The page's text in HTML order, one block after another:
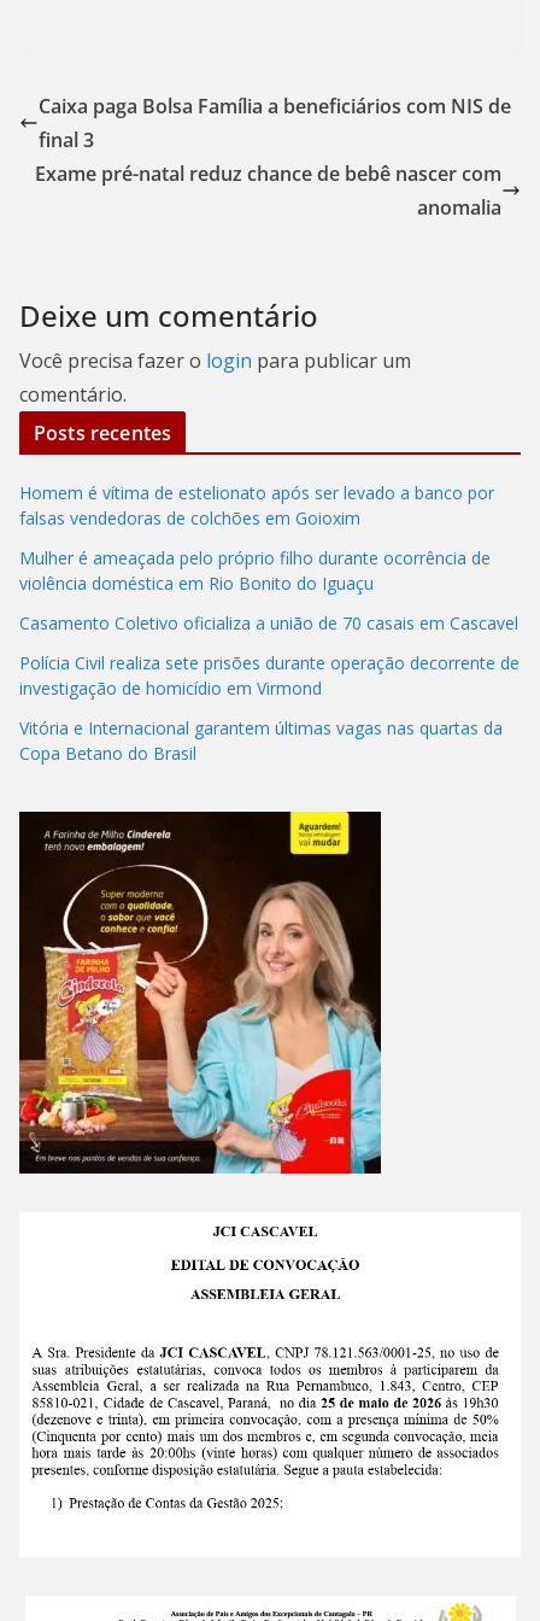
Caixa paga Bolsa Família a beneficiários com NIS de
final 3
Exame pré-natal reduz chance de bebê nascer com
anomalia
Deixe um comentário
Você precisa fazer o login para publicar um
comentário.
Posts recentes
Homem é vítima de estelionato após ser levado a banco por
falsas vendedoras de colchões em Goioxim
Mulher é ameaçada pelo próprio filho durante ocorrência de
violência doméstica em Rio Bonito do Iguaçu
Casamento Coletivo oficializa a união de 70 casais em Cascavel
Polícia Civil realiza sete prisões durante operação decorrente de
investigação de homicídio em Virmond
Vitória e Internacional garantem últimas vagas nas quartas da
Copa Betano do Brasil